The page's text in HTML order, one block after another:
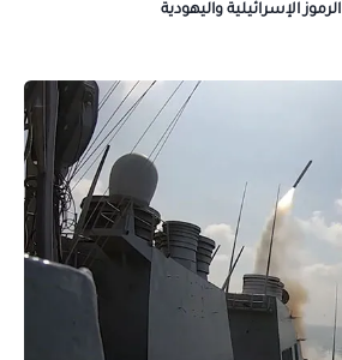
الإسرائيلية واليهودية